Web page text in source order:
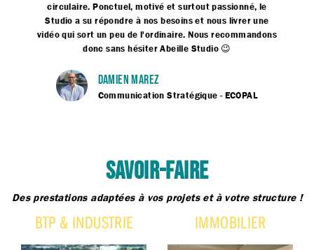
circulaire. Ponctuel, motivé et surtout passionné, le
Studio a su répondre à nos besoins et nous livrer une
vidéo qui sort un peu de l'ordinaire. Nous recommandons
donc sans hésiter Abeille Studio 😉
DAMIEN MAREZ
Communication Stratégique - ECOPAL
SAVOIR-FAIRE
Des prestations adaptées à vos projets et à votre structure !
BTP & INDUSTRIE IMMOBILIER